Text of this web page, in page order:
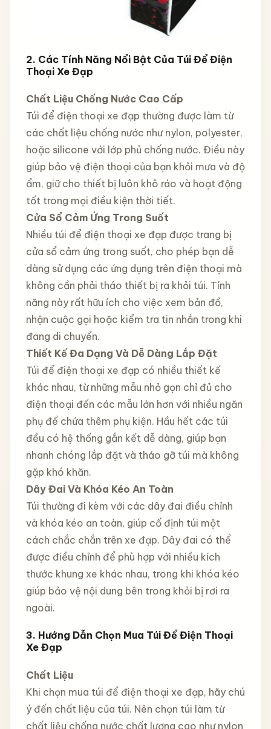
2. Các Tính Năng Nổi Bật Của Túi Để Điện
Thoại Xe Đạp
Chất Liệu Chống Nước Cao Cấp
Túi để điện thoại xe đạp thường được làm từ
các chất liệu chống nước như nylon, polyester,
hoặc silicone với lớp phủ chống nước. Điều này
giúp bảo vệ điện thoại của bạn khỏi mưa và độ
ẩm, giữ cho thiết bị luôn khô ráo và hoạt động
tốt trong mọi điều kiện thời tiết.
Cửa Sổ Cảm Ứng Trong Suốt
Nhiều túi để điện thoại xe đạp được trang bị
cửa sổ cảm ứng trong suốt, cho phép bạn dễ
dàng sử dụng các ứng dụng trên điện thoại mà
không cần phải tháo thiết bị ra khỏi túi. Tính
năng này rất hữu ích cho việc xem bản đồ,
nhận cuộc gọi hoặc kiểm tra tin nhắn trong khi
đang di chuyển.
Thiết Kế Đa Dạng Và Dễ Dàng Lắp Đặt
Túi để điện thoại xe đạp có nhiều thiết kế
khác nhau, từ những mẫu nhỏ gọn chỉ đủ cho
điện thoại đến các mẫu lớn hơn với nhiều ngăn
phụ để chứa thêm phụ kiện. Hầu hết các túi
đều có hệ thống gắn kết dễ dàng, giúp bạn
nhanh chóng lắp đặt và tháo gỡ túi mà không
gặp khó khăn.
Dây Đai Và Khóa Kéo An Toàn
Túi thường đi kèm với các dây đai điều chỉnh
và khóa kéo an toàn, giúp cố định túi một
cách chắc chắn trên xe đạp. Dây đai có thể
được điều chỉnh để phù hợp với nhiều kích
thước khung xe khác nhau, trong khi khóa kéo
giúp bảo vệ nội dung bên trong khỏi bị rơi ra
ngoài.
3. Hướng Dẫn Chọn Mua Túi Để Điện Thoại
Xe Đạp
Chất Liệu
Khi chọn mua túi để điện thoại xe đạp, hãy chú
ý đến chất liệu của túi. Nên chọn túi làm từ
chất liệu chống nước chất lượng cao như nylon